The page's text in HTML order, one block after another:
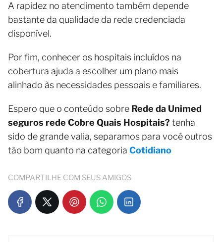
A rapidez no atendimento também depende
bastante da qualidade da rede credenciada
disponível.
Por fim, conhecer os hospitais incluídos na
cobertura ajuda a escolher um plano mais
alinhado às necessidades pessoais e familiares.
Espero que o conteúdo sobre Rede da Unimed
seguros rede Cobre Quais Hospitais?tenha
sido de grande valia, separamos para você outros
tão bom quanto na categoria Cotidiano
COMPARTILHE COM SEUS AMIGOS